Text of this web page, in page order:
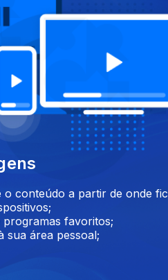
Liga Europa
o conteúdo a partir de onde
programas favoritos;
sua área pessoal;